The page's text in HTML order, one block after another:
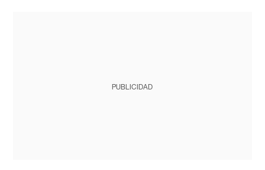
PUBLICIDAD